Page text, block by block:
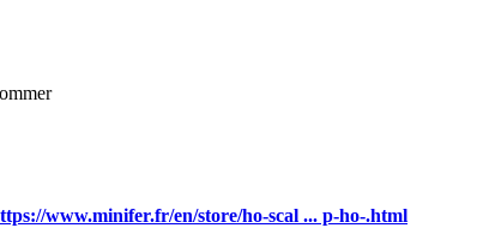
www.minifer.fr/en/store/ho-scal ... p-ho-.html